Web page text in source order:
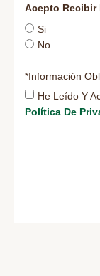
Acepto Recibir
Si
No
*Información
He Leído Y
Política De